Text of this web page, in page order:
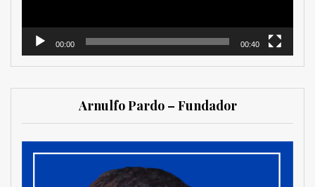
00:00 00:40
Arnulfo Pardo – Fundador